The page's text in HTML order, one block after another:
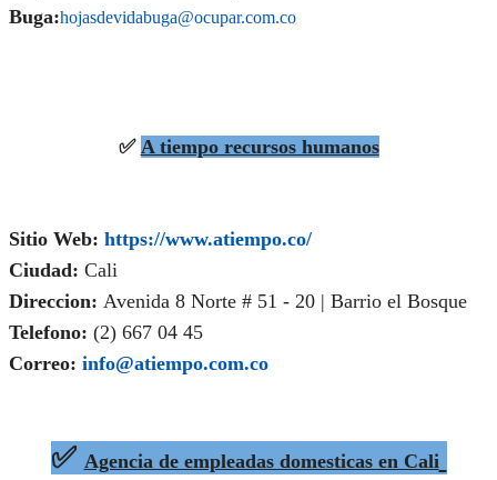
Buga:hojasdevidabuga@ocupar.com.co
✅ A tiempo recursos humanos
Sitio Web: https://www.atiempo.co/
Ciudad: Cali
Direccion: Avenida 8 Norte # 51 - 20 | Barrio el Bosque
Telefono: (2) 667 04 45
Correo: info@atiempo.com.co
✅ Agencia de empleadas domesticas en Cali